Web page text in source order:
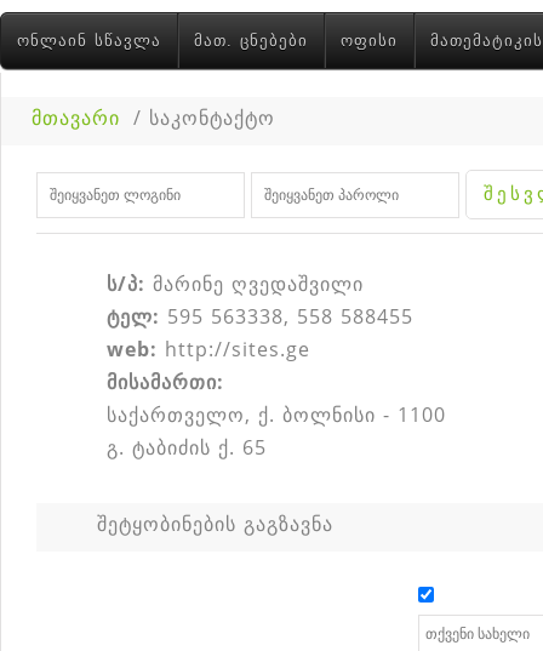
ᲝᲜᲚᲐᲘᲜ ᲡᲬᲐᲕᲚᲐ ᲛᲐᲗ. ᲪᲜᲔᲑᲔᲑᲘ ᲝᲤᲘᲡᲘ
მთავარი / საკონტაქტო
ს/პ: მარინე ღვედაშვილი
ტელ: 595 563338, 558 588455
web: http://sites.ge
მისამართი:
საქართველო, ქ. ბოლნისი - 1100
გ. ტაბიძის ქ. 65
შეტყობინების გაგზავნა